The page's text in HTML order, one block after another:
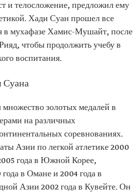
и телосложение, предложил ему
Хади Суан прошел все
в мухафазе Хамис-Мушайт, после
чтобы продолжить учебу в
воспитания.
Суана
золотых медалей в
на различных
соревнованиях.
Азии по легкой атлетике 2000
года в Южной Корее,
в Омане и 2004 года в
Азии 2002 года в Кувейте. Он